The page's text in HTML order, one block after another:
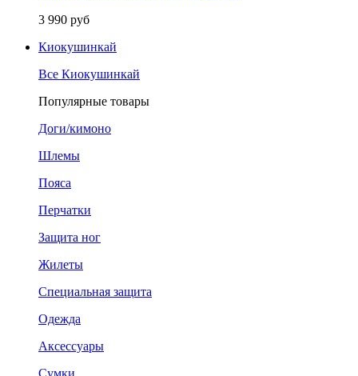
3 990 руб
Киокушинкай
Все Киокушинкай
Популярные товары
Доги/кимоно
Шлемы
Пояса
Перчатки
Защита ног
Жилеты
Специальная защита
Одежда
Аксессуары
Сумки